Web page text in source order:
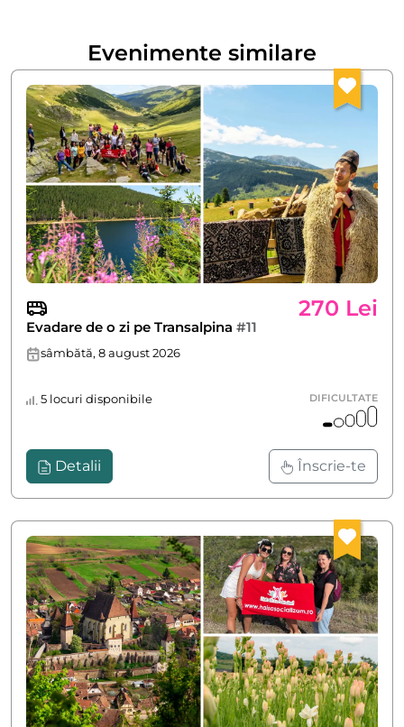
Evenimente similare
270 Lei
Evadare de o zi pe Transalpina #11
sâmbătă, 8 august 2026
5 locuri disponibile DIFICULTATE
Detalii Înscrie-te